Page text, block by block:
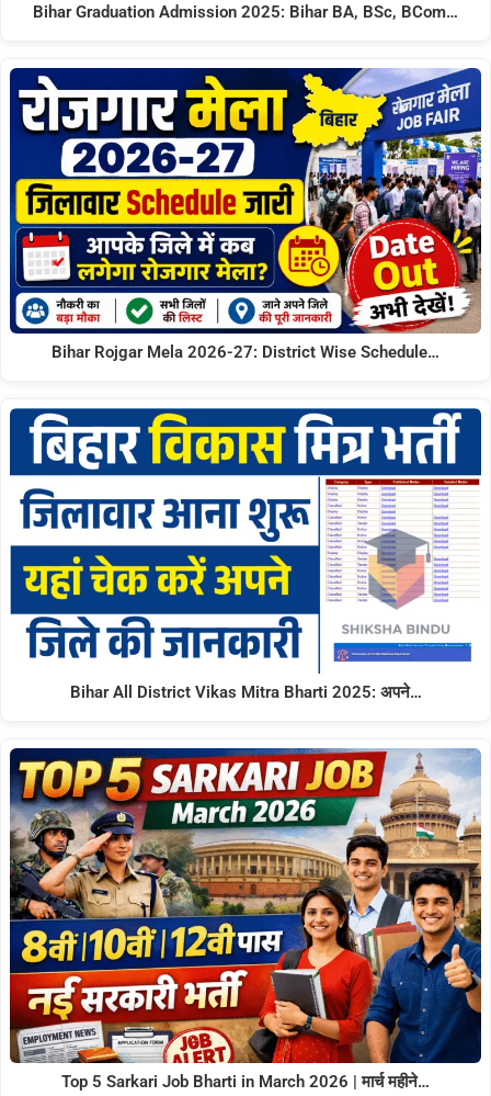
Bihar Graduation Admission 2025: Bihar BA, BSc, BCom…
Bihar Rojgar Mela 2026-27: District Wise Schedule…
Bihar All District Vikas Mitra Bharti 2025: अपने…
Top 5 Sarkari Job Bharti in March 2026 | मार्च महीने…